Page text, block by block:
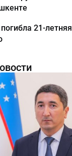
21-летняя